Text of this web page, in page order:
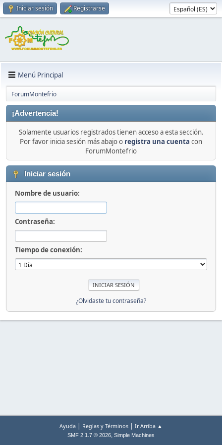
Iniciar sesión Registrarse
Menú Principal
ForumMontefrio
¡Advertencia!
Solamente usuarios registrados tienen acceso a esta sección.
Por favor inicia sesión más abajo o registra una cuenta con
ForumMontefrio
Iniciar sesión
Nombre de usuario:
Contraseña:
Tiempo de conexión:
¿Olvidaste tu contraseña?
Ayuda | Reglas y Términos | Ir Arriba ▲
SMF 2.1.7 © 2026, Simple Machines